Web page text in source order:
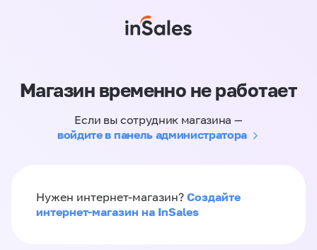
Магазин временно не работает
Если вы сотрудник магазина —
войдите в панель администратора
Нужен интернет-магазин? Создайте
интернет-магазин на InSales